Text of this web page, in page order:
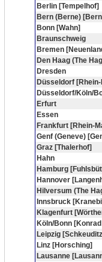
Berlin [Tempelhof]
Bern (Berne)
Bonn [Wahn]
Braunschweig
Bremen
Den Haag (The
Dresden
Düsseldorf [Rhein-
Düsseldorf/Köln/
Erfurt
Essen
Frankfurt [Rhein-
Genf (Geneve)
Graz [Thalerhof]
Hahn
Hamburg
Hannover
Hilversum (The
Innsbruck
Klagenfurt
Köln/Bonn
Leipzig
Linz [Horsching]
Lausanne